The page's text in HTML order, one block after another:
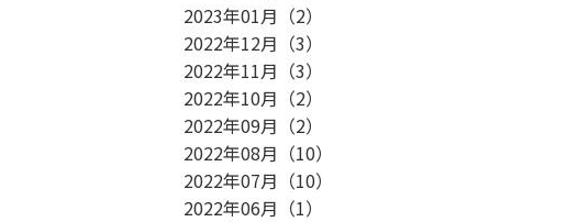
2023年01月 （2）
2022年12月 （3）
2022年11月 （3）
2022年10月 （2）
2022年09月 （2）
2022年08月 （10）
2022年07月 （10）
2022年06月 （1）